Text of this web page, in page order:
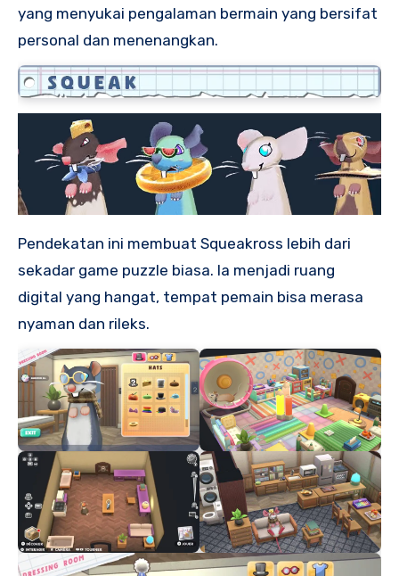
yang menyukai pengalaman bermain yang bersifat
personal dan menenangkan.
Pendekatan ini membuat Squeakross lebih dari
sekadar game puzzle biasa. Ia menjadi ruang
digital yang hangat, tempat pemain bisa merasa
nyaman dan rileks.